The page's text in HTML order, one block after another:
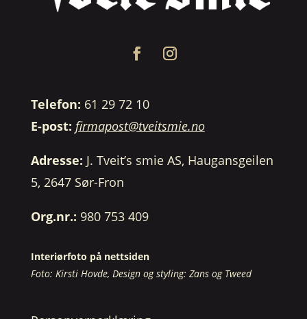
Telefon: 61 29 72 10
E-post: firmapost@tveitsmie.no
Adresse: J. Tveit’s smie AS, Haugansgeilen
5, 2647 Sør-Fron
Org.nr.: 980 753 409
Interiørfoto på nettsiden
Foto: Kirsti Hovde, Design og styling: Zans og Tweed